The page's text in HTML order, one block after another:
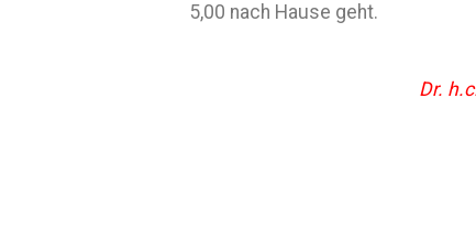
5,00 nach Hause geht.
Dr.